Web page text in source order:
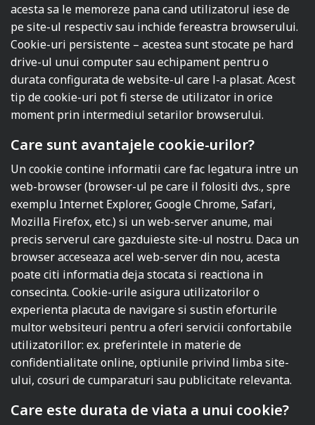
acesta sa le memoreze pana cand utilizatorul iese de
pe site-ul respectiv sau inchide fereastra browserului.
Cookie-uri persistente – acestea sunt stocate pe hard
drive-ul unui computer sau echipament pentru o
durata configurata de website-ul care l-a plasat. Acest
tip de cookie-uri pot fi sterse de utilizator in orice
moment prin intermediul setarilor browserului.
Care sunt avantajele cookie-urilor?
Un cookie contine informatii care fac legatura intre un
web-browser (browser-ul pe care il folositi dvs., spre
exemplu Internet Explorer, Google Chrome, Safari,
Mozilla Firefox, etc.) si un web-server anume, mai
precis serverul care gazduieste site-ul nostru. Daca un
browser acceseaza acel web-server din nou, acesta
poate citi informatia deja stocata si reactiona in
consecinta. Cookie-urile asigura utilizatorilor o
experienta placuta de navigare si sustin eforturile
multor websiteuri pentru a oferi servicii confortabile
utilizatorillor: ex. preferintele in materie de
confidentialitate online, optiunile privind limba site-
ului, cosuri de cumparaturi sau publicitate relevanta.
Care este durata de viata a unui cookie?